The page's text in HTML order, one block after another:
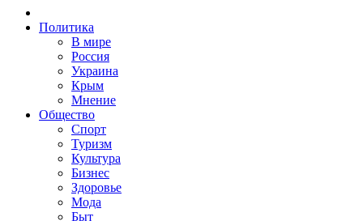
Политика
В мире
Россия
Украина
Крым
Мнение
Общество
Спорт
Туризм
Культура
Бизнес
Здоровье
Мода
Быт